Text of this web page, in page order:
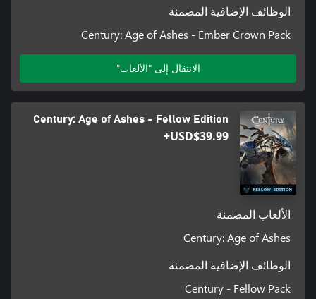
الوظائف الإضافية المضمنة
Century: Age of Ashes - Ember Crown Pack
الانتقال إلى "الألعاب"
Century: Age of Ashes - Fellow Edition
USD$39.99+
الألعاب المضمنة
Century: Age of Ashes
الوظائف الإضافية المضمنة
Century - Fellow Pack